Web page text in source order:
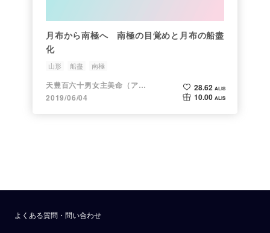
月布から南極へ 南極の目覚めと月布の船盡
化
山形 船盡 南極
天豊百六十男女主美命（アメ）
2019/06/04
28.62 ALIS
10.00 ALIS
よくある質問・問い合わせ